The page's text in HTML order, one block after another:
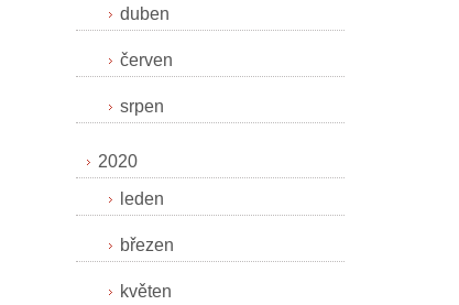
duben
červen
srpen
2020
leden
březen
květen